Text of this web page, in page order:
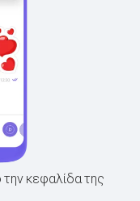
κεφαλίδα της